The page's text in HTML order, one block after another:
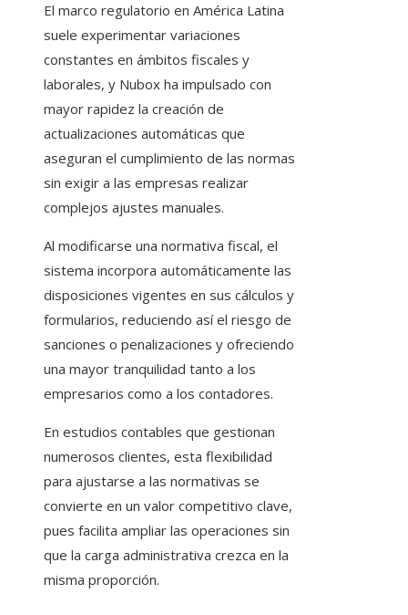
El marco regulatorio en América Latina
suele experimentar variaciones
constantes en ámbitos fiscales y
laborales, y Nubox ha impulsado con
mayor rapidez la creación de
actualizaciones automáticas que
aseguran el cumplimiento de las normas
sin exigir a las empresas realizar
complejos ajustes manuales.
Al modificarse una normativa fiscal, el
sistema incorpora automáticamente las
disposiciones vigentes en sus cálculos y
formularios, reduciendo así el riesgo de
sanciones o penalizaciones y ofreciendo
una mayor tranquilidad tanto a los
empresarios como a los contadores.
En estudios contables que gestionan
numerosos clientes, esta flexibilidad
para ajustarse a las normativas se
convierte en un valor competitivo clave,
pues facilita ampliar las operaciones sin
que la carga administrativa crezca en la
misma proporción.